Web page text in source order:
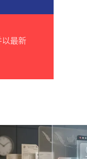
最新